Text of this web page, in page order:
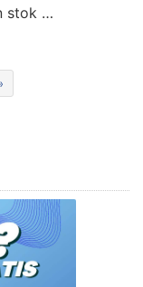
stok …